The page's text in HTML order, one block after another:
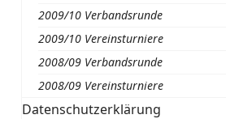
2009/10 Verbandsrunde
2009/10 Vereinsturniere
2008/09 Verbandsrunde
2008/09 Vereinsturniere
Datenschutzerklärung